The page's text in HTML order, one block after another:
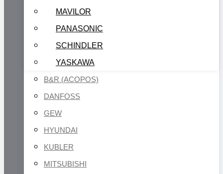
MAVILOR
PANASONIC
SCHINDLER
YASKAWA
B&R (ACOPOS)
DANFOSS
GEW
HYUNDAI
KUBLER
MITSUBISHI